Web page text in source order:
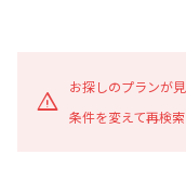
お探しのプランが
条件を変えて再検索